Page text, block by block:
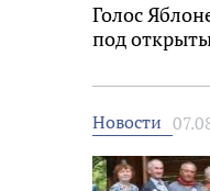
Голос
под
Новости